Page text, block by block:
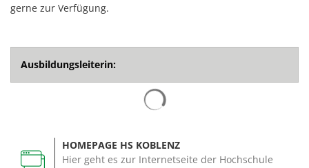
gerne zur Verfügung.
Ausbildungsleiterin:
HOMEPAGE HS KOBLENZ
Hier geht es zur Internetseite der Hochschule